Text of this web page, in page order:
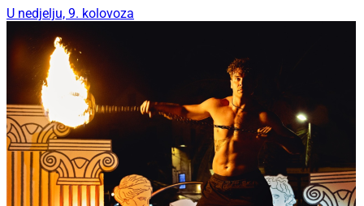
U nedjelju, 9. kolovoza